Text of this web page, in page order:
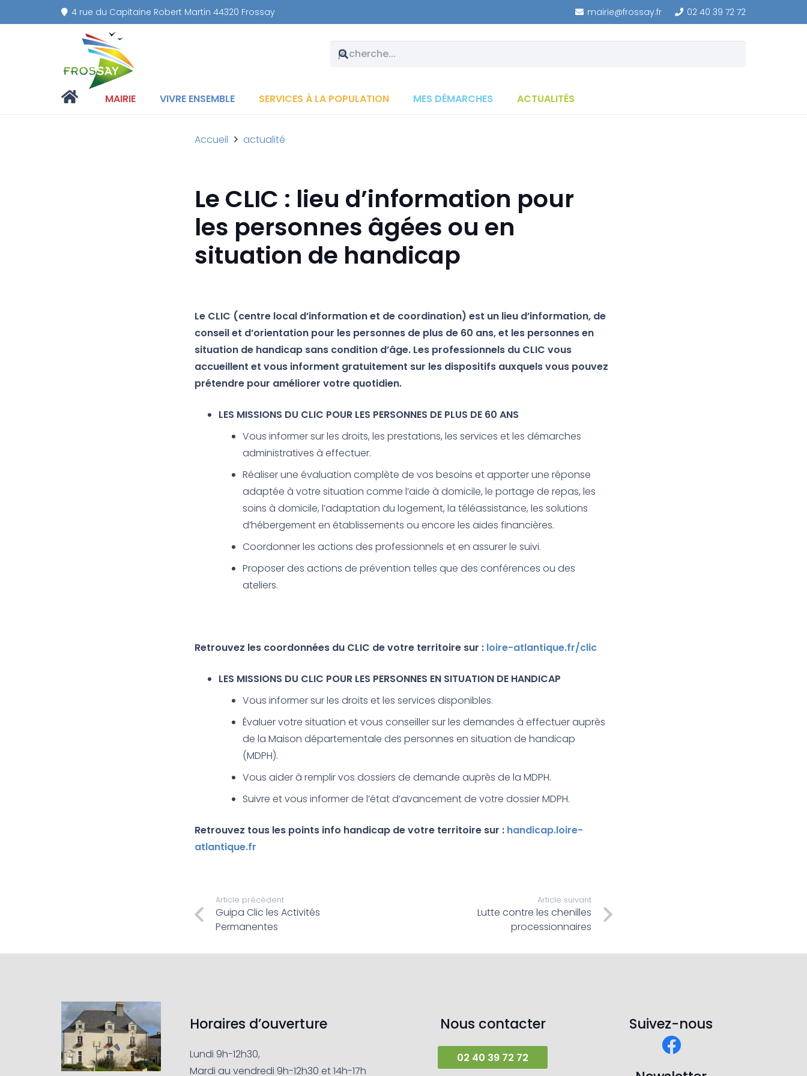
4 rue du Capitaine Robert Martin 44320 Frossay mairie@frossay.fr 02 40 39 72 72
MAIRIE VIVRE ENSEMBLE SERVICES À LA POPULATION MES DÉMARCHES ACTUALITÉS
Accueil actualité
Le CLIC : lieu d’information pour
les personnes âgées ou en
situation de handicap
Le CLIC (centre local d’information et de coordination) est un lieu d’information, de
conseil et d’orientation pour les personnes de plus de 60 ans, et les personnes en
situation de handicap sans condition d’âge. Les professionnels du CLIC vous
accueillent et vous informent gratuitement sur les dispositifs auxquels vous pouvez
prétendre pour améliorer votre quotidien.
LES MISSIONS DU CLIC POUR LES PERSONNES DE PLUS DE 60 ANS
Vous informer sur les droits, les prestations, les services et les démarches
administratives à effectuer.
Réaliser une évaluation complète de vos besoins et apporter une réponse
adaptée à votre situation comme l’aide à domicile, le portage de repas, les
soins à domicile, l’adaptation du logement, la téléassistance, les solutions
d’hébergement en établissements ou encore les aides financières.
Coordonner les actions des professionnels et en assurer le suivi.
Proposer des actions de prévention telles que des conférences ou des
ateliers.
Retrouvez les coordonnées du CLIC de votre territoire sur : loire-atlantique.fr/clic
LES MISSIONS DU CLIC POUR LES PERSONNES EN SITUATION DE HANDICAP
Vous informer sur les droits et les services disponibles.
Évaluer votre situation et vous conseiller sur les demandes à effectuer auprès
de la Maison départementale des personnes en situation de handicap
(MDPH).
Vous aider à remplir vos dossiers de demande auprès de la MDPH.
Suivre et vous informer de l’état d’avancement de votre dossier MDPH.
Retrouvez tous les points info handicap de votre territoire sur : handicap.loire-
atlantique.fr
Article précédent
Guipa Clic les Activités
Permanentes
Article suivant
Lutte contre les chenilles
processionnaires
Horaires d’ouverture
Lundi 9h-12h30,
Mardi au vendredi 9h-12h30 et 14h-17h
Nous contacter
02 40 39 72 72
Suivez-nous